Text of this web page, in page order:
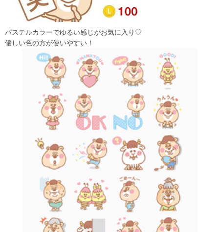
パステルカラーでゆるい感じがお気に入り♡
優しい色の方が使いやすい！